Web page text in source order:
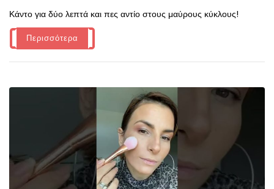
Κάντο για δύο λεπτά και πες αντίο στους μαύρους κύκλους!
Περισσότερα